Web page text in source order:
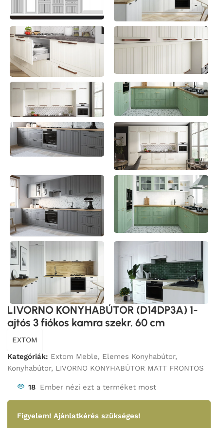
LIVORNO KONYHABÚTOR (D14DP3A) 1-
ajtós 3 fiókos kamra szekr. 60 cm
EXTOM
Kategóriák: Extom Meble, Elemes Konyhabútor,
Konyhabútor, LIVORNO KONYHABÚTOR MATT FRONTOS
18 Ember nézi ezt a terméket most
Figyelem! Ajánlatkérés szükséges!